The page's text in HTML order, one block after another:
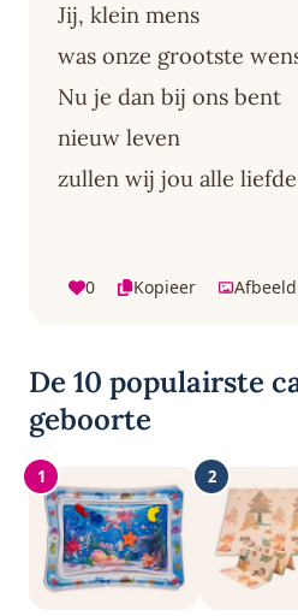
Jij, klein mens
was onze grootste
Nu je dan bij ons bent
nieuw leven
zullen wij jou alle
0 Kopieer
De 10 populairste
geboorte
1 2